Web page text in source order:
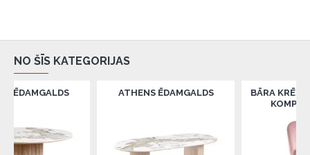
NO ŠĪS KATEGORIJAS
ATHENS ĒDAMGALDS
BĀRA KRĒSLS
KOMPLEKTĀ 2GB.